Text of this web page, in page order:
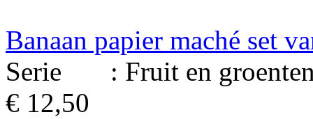
Banaan papier maché set
Serie : Fruit en
€ 12,50